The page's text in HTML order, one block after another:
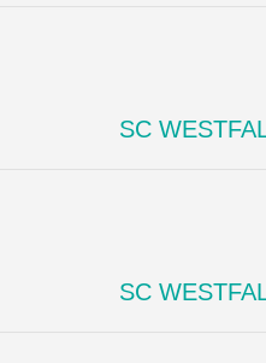
SC
SC